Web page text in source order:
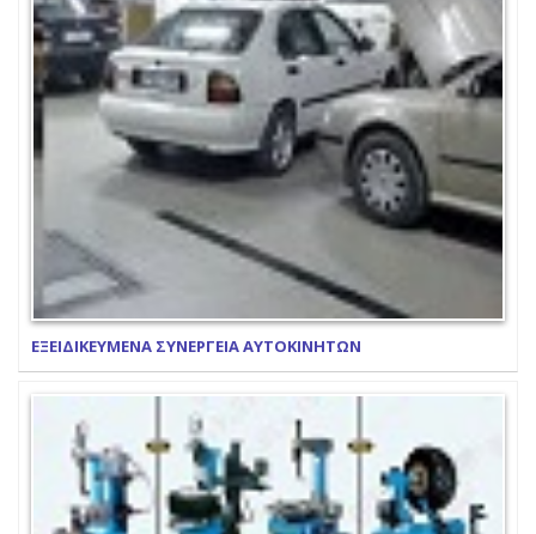
ΕΞΕΙΔΙΚΕΥΜΕΝΑ ΣΥΝΕΡΓΕΙΑ ΑΥΤΟΚΙΝΗΤΩΝ